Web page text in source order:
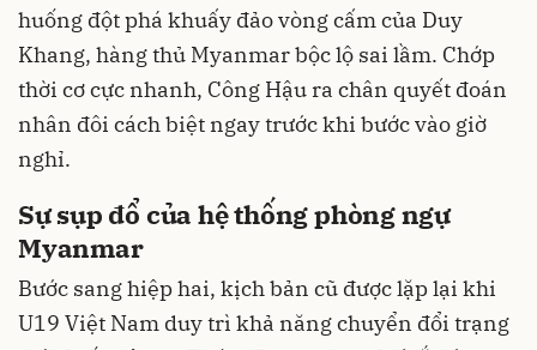
huống đột phá khuấy đảo vòng cấm của Duy
Khang, hàng thủ Myanmar bộc lộ sai lầm. Chớp
thời cơ cực nhanh, Công Hậu ra chân quyết đoán
nhân đôi cách biệt ngay trước khi bước vào giờ
nghỉ.
Sự sụp đổ của hệ thống phòng ngự
Myanmar
Bước sang hiệp hai, kịch bản cũ được lặp lại khi
U19 Việt Nam duy trì khả năng chuyển đổi trạng